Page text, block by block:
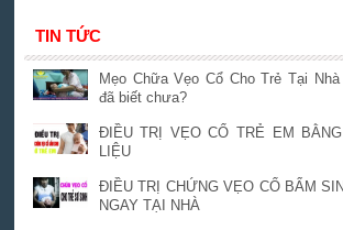
TIN TỨC
Mẹo Chữa Vẹo Cổ Cho Trẻ Tại
đã biết chưa?
ĐIỀU TRỊ VẸO CỔ TRẺ EM
LIỆU
ĐIỀU TRỊ CHỨNG VẸO CỔ BẨM
NGAY TẠI NHÀ